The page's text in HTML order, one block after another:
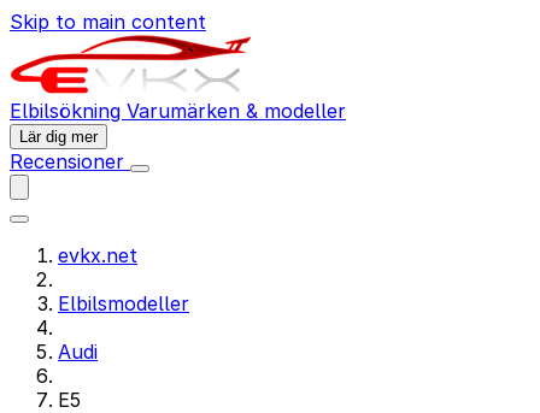
Skip to main content
Elbilsökning Varumärken & modeller
Lär dig mer
Recensioner
evkx.net
Elbilsmodeller
Audi
E5